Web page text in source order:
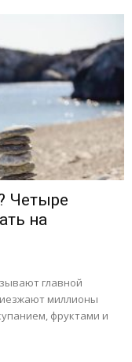
Четыре
на
главной
миллионы
фруктами и